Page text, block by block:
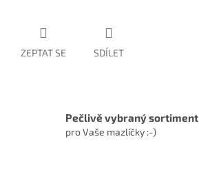
ZEPTAT SE SDÍLET
Pečlivě vybraný sortiment
pro Vaše mazlíčky :-)